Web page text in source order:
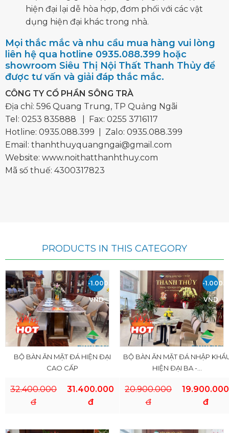
hiện đại lại dễ hòa hợp, đơm phối với các vật
dụng hiện đại khác trong nhà.
Mọi thắc mắc và nhu cầu mua hàng vui lòng
liên hệ qua hotline 0935.088.399 hoặc
showroom Siêu Thị Nội Thất Thanh Thủy để
được tư vấn và giải đáp thắc mắc.
CÔNG TY CỔ PHẦN SÔNG TRÀ
Địa chỉ: 596 Quang Trung, TP Quảng Ngãi
Tel: 0253 835888 | Fax: 0255 3716117
Hotline: 0935.088.399 | Zalo: 0935.088.399
Email: thanhthuyquangngai@gmail.com
Website: www.noithatthanhthuy.com
Mã số thuế: 4300317823
PRODUCTS IN THIS CATEGORY
-1.000.000
VND
BỘ BÀN ĂN MẶT ĐÁ HIỆN ĐẠI
CAO CẤP
32.400.000
đ
31.400.000
đ
-
VND
BỘ BÀN ĂN MẶT ĐÁ NHẬP
HIỆN ĐẠI BA -...
20.900.000
đ
19.900.000
đ